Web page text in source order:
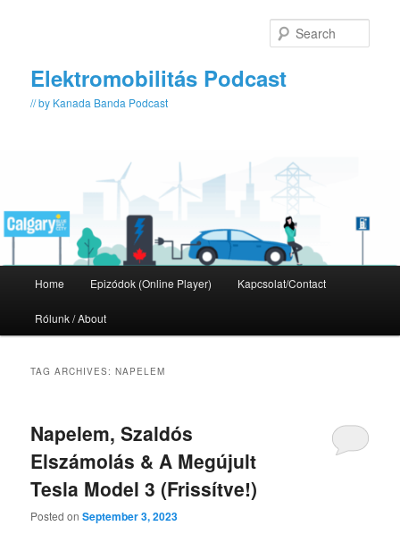
Elektromobilitás Podcast
// by Kanada Banda Podcast
Home Epizódok (Online Player) Kapcsolat/Contact
Rólunk / About
TAG ARCHIVES:NAPELEM
Napelem, Szaldós
Elszámolás & A Megújult
Tesla Model 3 (Frissítve!)
Posted onSeptember 3, 2023